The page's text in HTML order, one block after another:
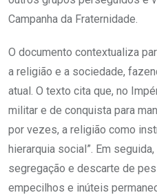
Campanha da Fraternidade.
O documento contextualiza
a religião e a sociedade,
atual. O texto cita que, no
militar e de conquista para
por vezes, a religião como
hierarquia social”. Em
segregação e descarte de
empecilhos e inúteis